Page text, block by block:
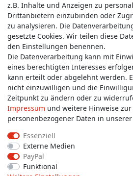
Service & Kontakt
Wünschen Sie einen
Schreiben Sie uns:
Impressum
z.B. Inhalte und Anzeigen zu
Drittanbietern einzubinden oder
zu analysieren. Die
gesetzte Cookies. Wir teilen diese
den Einstellungen benennen.
Die Datenverarbeitung kann mit
eines berechtigten Interesses
kann erteilt oder abgelehnt werden.
nicht einzuwilligen und die
Zeitpunkt zu ändern oder zu
Impressum und weitere Hinweise
personenbezogener Daten in unserer
Essenziell
Externe Medien
PayPal
Funktional